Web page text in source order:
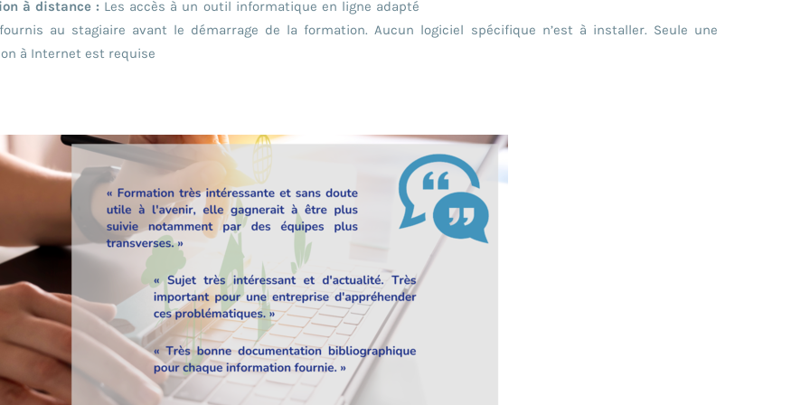
à distance : Les accès à un outil informatique en ligne adapté
au stagiaire avant le démarrage de la formation. Aucun logiciel spécifique n’est à installer. Seule une
à Internet est requise